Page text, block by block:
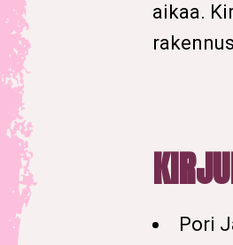
aikaa.
Pori